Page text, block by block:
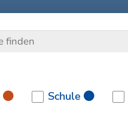
Schule